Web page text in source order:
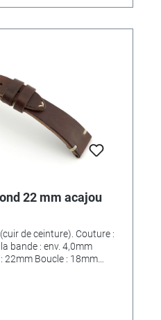
22 mm acajou
de ceinture). Couture :
bande : env. 4,0mm
22mm Boucle : 18mm